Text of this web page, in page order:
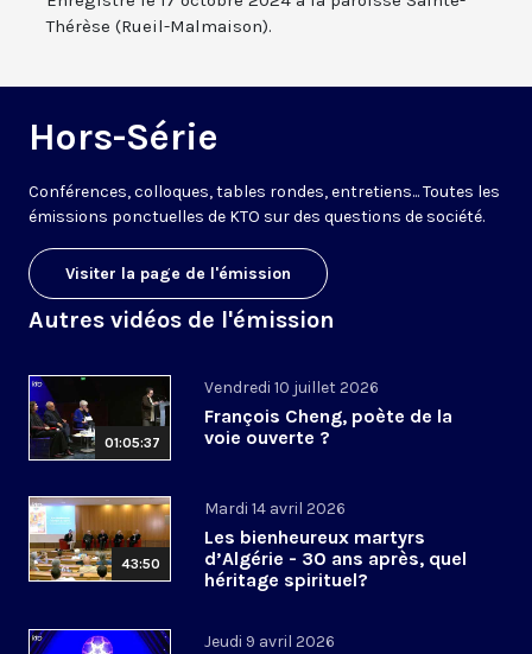
Thérèse (Rueil-Malmaison).
Hors-Série
Conférences, colloques, tables rondes, entretiens... Toutes les
émissions ponctuelles de KTO sur des questions de société.
Visiter la page de l'émission
Autres vidéos de l'émission
01:05:37
Vendredi 10 juillet 2026
François Cheng, poète de la
voie ouverte ?
43:50
Mardi 14 avril 2026
Les bienheureux martyrs
d’Algérie - 30 ans après, quel
héritage spirituel?
Jeudi 9 avril 2026